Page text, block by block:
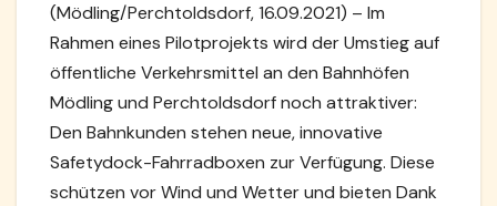
(Mödling/Perchtoldsdorf, 16.09.2021) – Im
Rahmen eines Pilotprojekts wird der Umstieg auf
öffentliche Verkehrsmittel an den Bahnhöfen
Mödling und Perchtoldsdorf noch attraktiver:
Den Bahnkunden stehen neue, innovative
Safetydock-Fahrradboxen zur Verfügung. Diese
schützen vor Wind und Wetter und bieten Dank